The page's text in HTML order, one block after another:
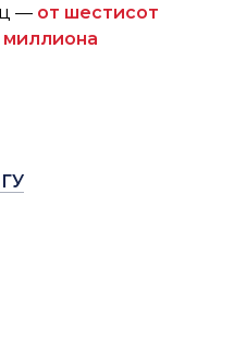
— от шестисот
миллиона